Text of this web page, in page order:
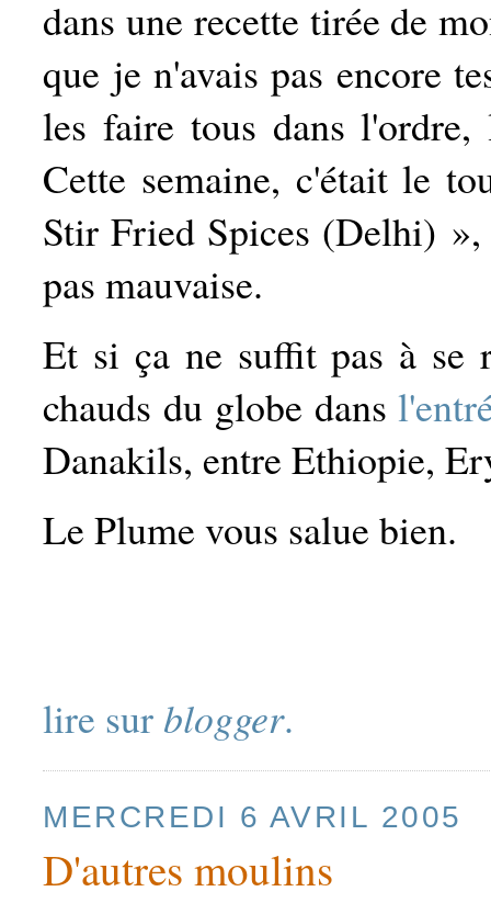
dans une recette tirée de
que je n'avais pas encore
les faire tous dans
Cette semaine, c'était le
Stir Fried Spices (Delhi) »,
pas mauvaise.
Et si ça ne suffit pas à se
chauds du globe dans
Danakils, entre Ethiopie,
Le Plume vous salue bien.
lire sur blogger.
MERCREDI 6 AVRIL 2005
D'autres moulins